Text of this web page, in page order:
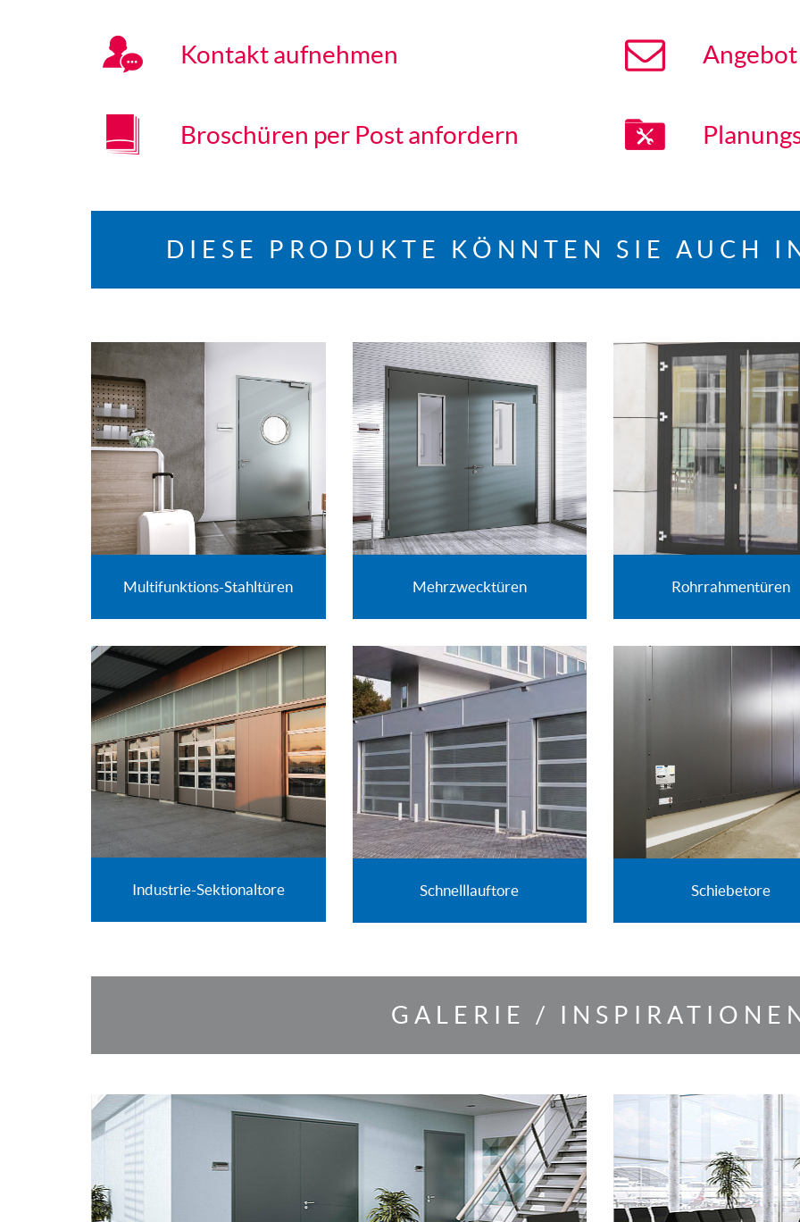
Kontakt aufnehmen
Broschüren per Post anfordern
DIESE PRODUKTE KÖNNTEN SIE AUCH
Multifunktions-Stahltüren
Industrie-Sektionaltore
Mehrzwecktüren
Schnelllauftore
Rohrrahmentüren
Schiebetore
GALERIE /